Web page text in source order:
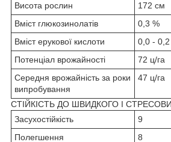
Висота рослин
172 см
Вміст глюкозинолатів
0,3 %
Вміст ерукової кислоти
0,0 - 0,2
Потенціал врожайності
72 ц/га
Середня врожайність за роки
випробування
47 ц/га
СТІЙКІСТЬ ДО ШВИДКОГО І
Засухостійкість
9
Полегшення
8